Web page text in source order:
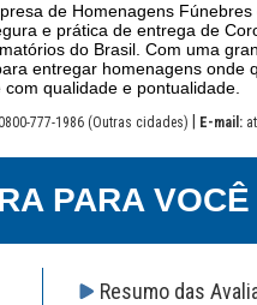
de Homenagens
e prática de entrega de
do Brasil. Com uma
entregar homenagens onde
qualidade e pontualidade.
777-1986 (Outras cidades) E-mail:
PARA
Resumo das